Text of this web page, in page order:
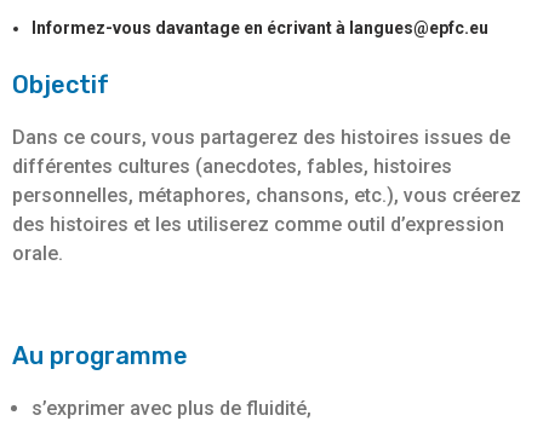
Objectif
Dans ce cours, vous partagerez des histoires issues de
différentes cultures (anecdotes, fables, histoires
personnelles, métaphores, chansons, etc.), vous créerez
des histoires et les utiliserez comme outil d’expression
orale.
Au programme
s’exprimer avec plus de fluidité,
Informez-vous davantage en écrivant à langues@epfc.eu